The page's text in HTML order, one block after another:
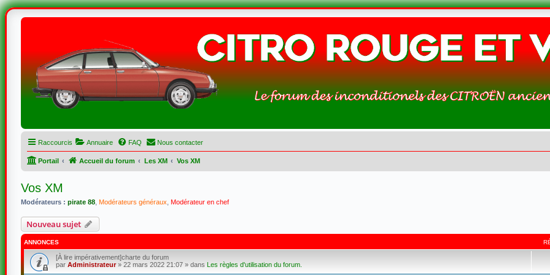
Raccourcis Annuaire FAQ Nous contacter
Portail Accueil du forum Les XM Vos XM
Vos XM
Modérateurs : pirate 88, Modérateurs généraux Modérateur en chef
Nouveau sujet
ANNONCES
[À lire impérativement]charte du forum
par Administrateur» 22 mars 2022 21:07» dans Les règles d'utilisation du forum.